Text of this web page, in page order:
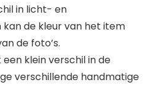
in licht- en
de kleur van het item
de foto’s.
klein verschil in de
verschillende handmatige